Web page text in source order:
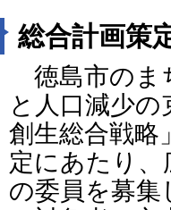
総合計画策
徳島市のま
と人口減少
創生総合戦略
定にあたり
の委員を募集